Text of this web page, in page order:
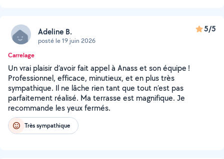
Adeline B.
posté le 19 juin 2026
5/5
Carrelage
Un vrai plaisir d’avoir fait appel à Anass et son équipe !
Professionnel, efficace, minutieux, et en plus très
sympathique. Il ne lâche rien tant que tout n’est pas
parfaitement réalisé. Ma terrasse est magnifique. Je
recommande les yeux fermés.
Très sympathique